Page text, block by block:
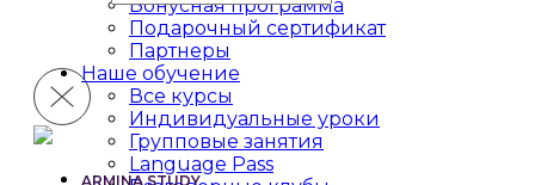
Бонусная программа
Подарочный сертификат
Партнеры
Наше обучение
Все курсы
Индивидуальные уроки
Групповые занятия
Language Pass
ARMINA STUDY